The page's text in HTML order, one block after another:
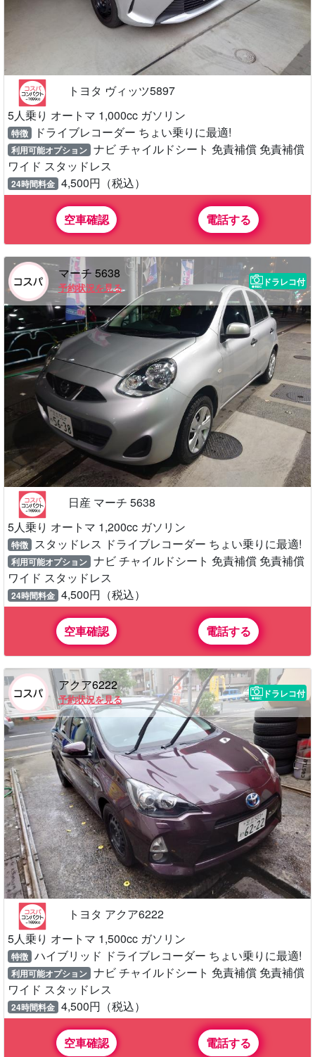
トヨタ ヴィッツ5897
5人乗り オートマ 1,000cc ガソリン
特徴 ドライブレコーダー ちょい乗りに最適!
利用可能オプション ナビ チャイルドシート 免責補償 免責補償
ワイド スタッドレス
24時間料金 4,500円（税込）
空車確認 電話する
マーチ 5638
予約状況を見る
ドラレコ付
日産 マーチ 5638
5人乗り オートマ 1,200cc ガソリン
特徴 スタッドレス ドライブレコーダー ちょい乗りに最適!
利用可能オプション ナビ チャイルドシート 免責補償 免責補償
ワイド スタッドレス
24時間料金 4,500円（税込）
空車確認 電話する
アクア6222
予約状況を見る
ドラレコ付
トヨタ アクア6222
5人乗り オートマ 1,500cc ガソリン
特徴 ハイブリッド ドライブレコーダー ちょい乗りに最適!
利用可能オプション ナビ チャイルドシート 免責補償 免責補償
ワイド スタッドレス
24時間料金 4,500円（税込）
空車確認 電話する